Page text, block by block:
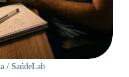
/ SaúdeLab